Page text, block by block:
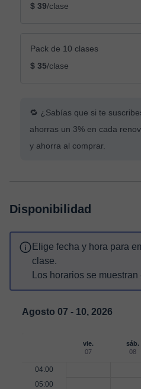
$ 39/clase
Pack de 10 clases
$ 35/clase
🔁 ¿Sabías que si te
ahorras un 3% en cada
y ahorra al comprar.
Disponibilidad
Elige fecha y hora para
clase.
Los horarios se
Agosto 07 - 10, 2026
vie.
07
sáb.
08
04:00
05:00